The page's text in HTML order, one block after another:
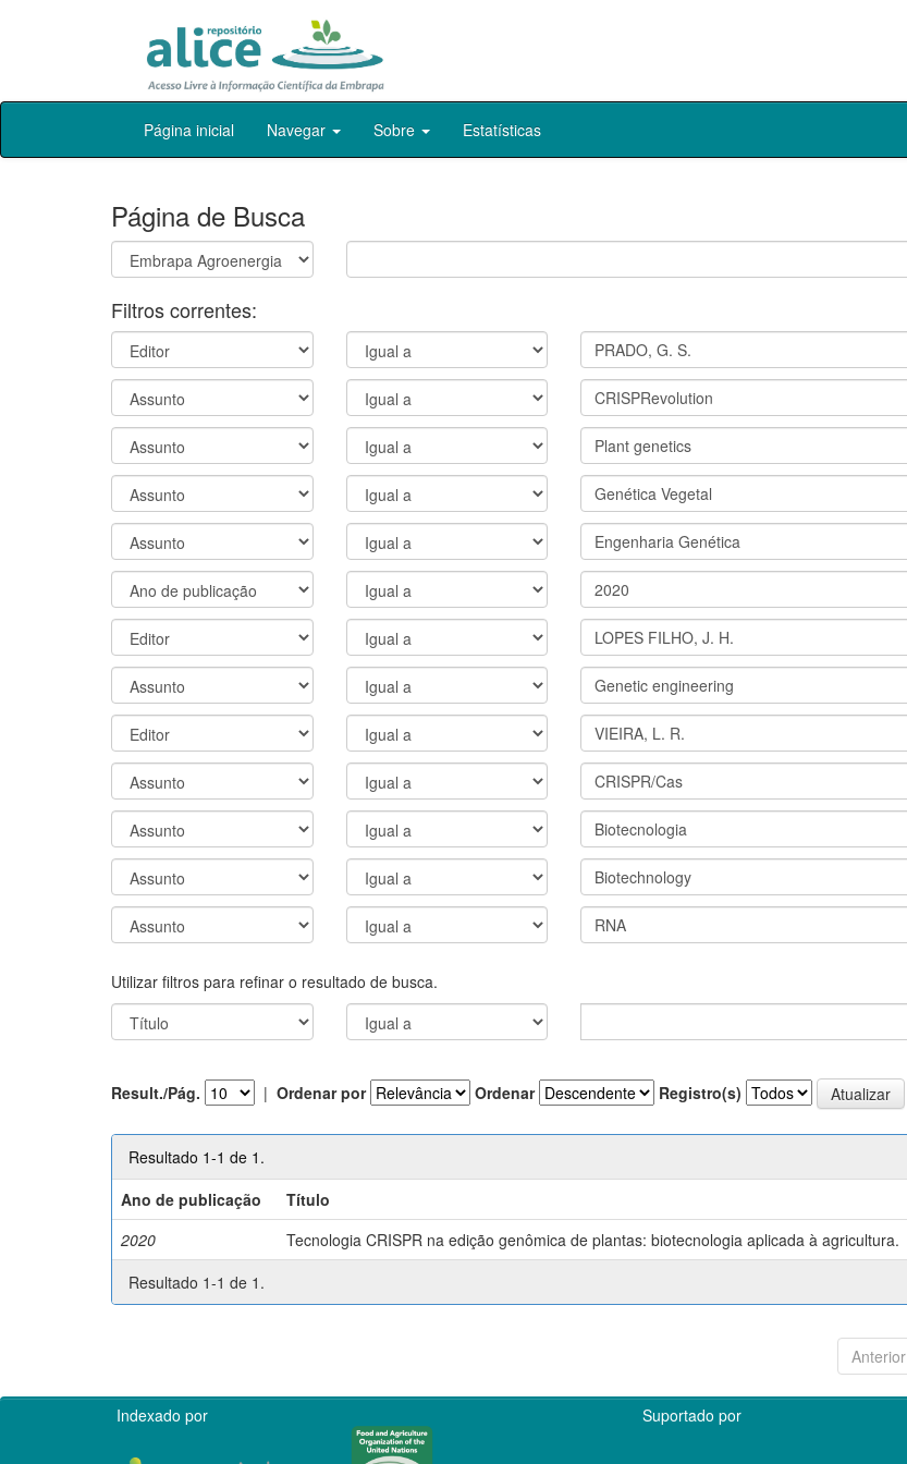
Skip
Página inicial Navegar Sobre Estatísticas
Página de Busca
Filtros correntes:
Utilizar filtros para refinar o resultado de busca.
Result./Pág. | Ordenar por Ordenar Registro(s)
Resultado 1-1 de 1.
Ano de publicação
Título
2020
Tecnologia CRISPR na edição genômica de plantas: biotecnologia aplicada à agricultura.
Resultado 1-1 de 1.
Anterior
Indexado por Suportado por